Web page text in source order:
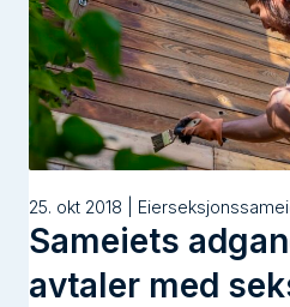
25. okt 2018 |
Sameiets
avtaler med